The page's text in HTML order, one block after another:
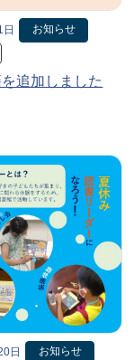
お知らせ
追加しました
日
お知らせ